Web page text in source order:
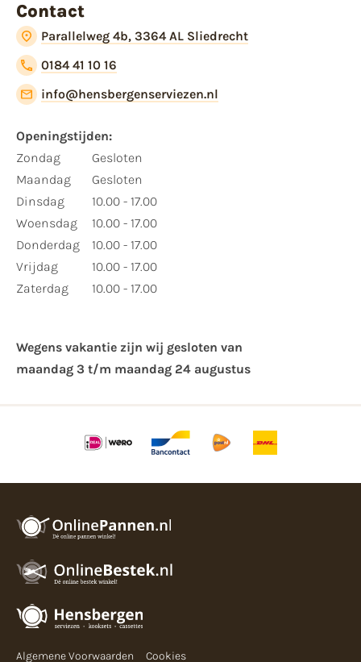
Contact
Parallelweg 4b, 3364 AL Sliedrecht
0184 41 10 16
info@hensbergenserviezen.nl
Openingstijden:
Zondag
Maandag
Dinsdag
Woensdag
Donderdag
Vrijdag
Zaterdag
Gesloten
Gesloten
10.00 - 17.00
10.00 - 17.00
10.00 - 17.00
10.00 - 17.00
10.00 - 17.00
Wegens vakantie zijn wij gesloten van ​
maandag 3 t/m maandag 24 augustus
Algemene Voorwaarden Cookies